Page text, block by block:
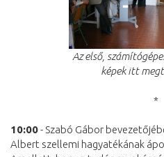
Az első,
képek itt
*
10:00- Szabó Gábor
Albert szellemi hagyatékának